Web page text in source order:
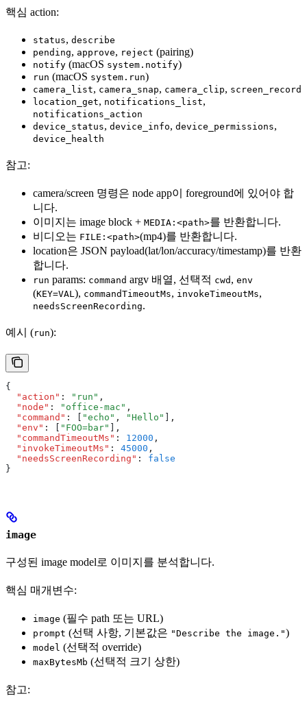
핵심 action:
status, describe
pending, approve, reject (pairing)
notify (macOS system.notify)
run (macOS system.run)
camera_list, camera_snap, camera_clip, screen_record
location_get, notifications_list,
notifications_action
device_status, device_info, device_permissions,
device_health
참고:
camera/screen 명령은 node app이 foreground에 있어야 합
니다.
이미지는 image block + MEDIA:<path>를 반환합니다.
비디오는 FILE:<path>(mp4)를 반환합니다.
location은 JSON payload(lat/lon/accuracy/timestamp)를 반환
합니다.
run params: command argv 배열, 선택적 cwd , env
(KEY=VAL), commandTimeoutMs, invokeTimeoutMs,
needsScreenRecording.
예시 (run):
{
  "action"
: "run" ,
  "node"
: "office-mac" ,
  "command"
: "echo" , "Hello"
,
  "env"
: "FOO=bar"
,
  "commandTimeoutMs"
: 12000 ,
  "invokeTimeoutMs"
: 45000 ,
  "needsScreenRecording"
:
false
}
image
구성된 image model로 이미지를 분석합니다.
핵심 매개변수:
image (필수 path 또는 URL)
prompt (선택 사항, 기본값은 "Describe the image.")
model (선택적 override)
maxBytesMb (선택적 크기 상한)
참고: